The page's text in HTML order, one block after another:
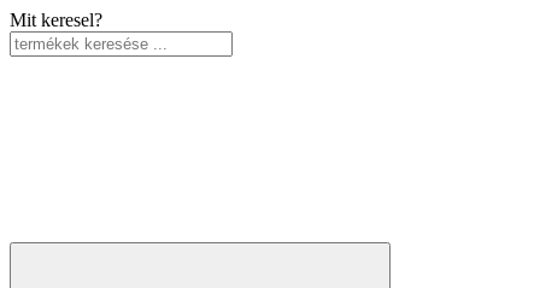
Mit keresel?